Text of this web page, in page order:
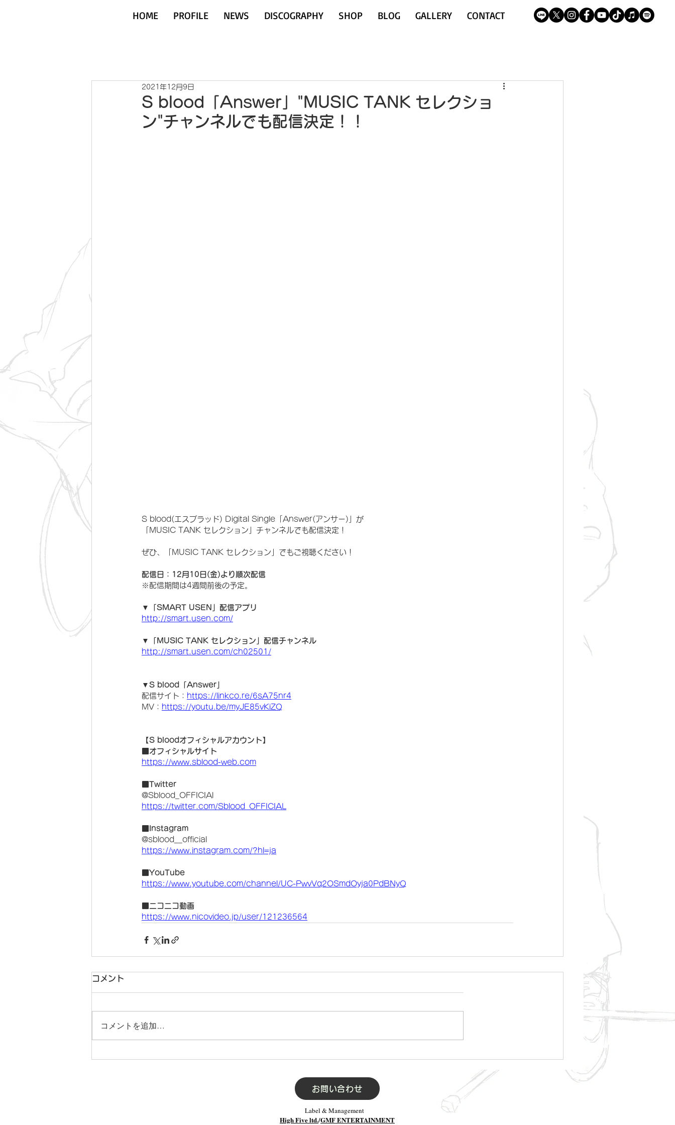
HOME PROFILE NEWS DISCOGRAPHY SHOP BLOG GALLERY CONTACT
S blood「Answer」"MUSIC TANK セレクショ
ン"チャンネルでも配信決定！！
2021年12月9日
S blood(エスブラッド) Digital Single「Answer(アンサー)」が
「MUSIC TANK セレクション」チャンネルでも配信決定！
ぜひ、「MUSIC TANK セレクション」でもご視聴ください！
配信日：12月10日(金)より順次配信
※配信期間は4週間前後の予定。
▼「SMART USEN」配信アプリ
http://smart.usen.com/
▼「MUSIC TANK セレクション」配信チャンネル
http://smart.usen.com/ch02501/
▼S blood「Answer」
配信サイト： https://linkco.re/6sA75nr4
MV： https://youtu.be/myJE85vKiZQ
【S bloodオフィシャルアカウント】
■オフィシャルサイト
https://www.sblood-web.com
■Twitter
@Sblood_OFFICIAl
https://twitter.com/Sblood_OFFICIAL
■Instagram
@sblood__official
https://www.instagram.com/?hl=ja
■YouTube
https://www.youtube.com/channel/UC-PwvVq2OSmdOyja0PdBNyQ
■ニコニコ動画
https://www.nicovideo.jp/user/121236564
コメント
コメントを追加…
お問い合わせ
Label & Management
High Five ltd./GMF ENTERTAINMENT